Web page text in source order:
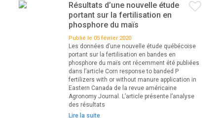
Résultats d’une nouvelle étude
portant sur la fertilisation en
phosphore du maïs
Publié le 05 février 2020
Les données d’une nouvelle étude québécoise
portant sur la fertilisation en bandes en
phosphore du maïs ont récemment été publiées
dans l’article Corn response to banded P
fertilizers with or without manure application in
Eastern Canada de la revue américaine
Agronomy Journal. L’article présente l’analyse
des résultats
Lire la suite